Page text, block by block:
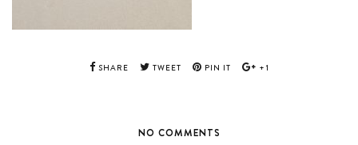
SHARE TWEET PIN IT +1
NO COMMENTS